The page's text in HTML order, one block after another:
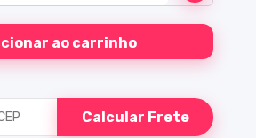
Calcular Frete